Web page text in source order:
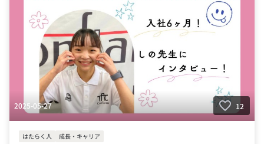
#スキルアップ
2025-05-27 12
はたらく人 成長・キャリア